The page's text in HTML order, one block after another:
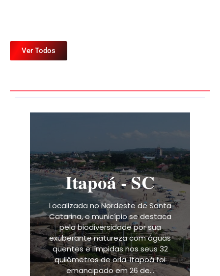
Ver Todos
Itapoá - SC
Localizada no Nordeste de Santa
Catarina, o município se destaca
pela biodiversidade por sua
exuberante natureza com águas
quentes e límpidas nos seus 32
quilômetros de orla. Itapoá foi
emancipado em 26 de…